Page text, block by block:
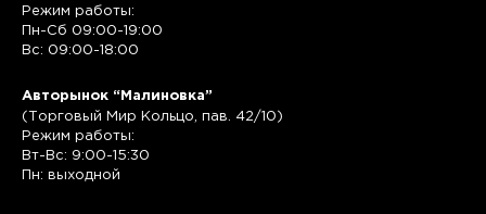
Режим работы:
Пн-Сб 09:00-19:00
Вс: 09:00-18:00
Авторынок “Малиновка”
(Торговый Мир Кольцо, пав. 42/10)
Режим работы:
Вт-Вс: 9:00-15:30
Пн: выходной